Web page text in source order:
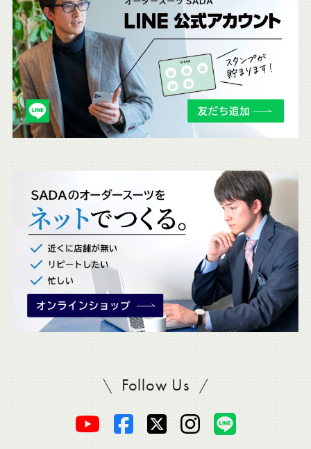
ち
ら
も
チ
ェ
Follow UsSADAをフォロー
オ
オ
オ
オ